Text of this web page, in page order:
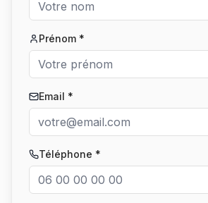
Prénom *
Email *
Téléphone *